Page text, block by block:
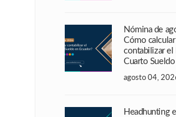
Nómina de
Cómo
contabilizar el
Cuarto
agosto 04,
Headhunting